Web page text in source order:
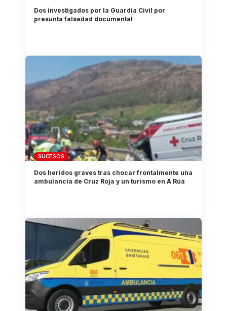
Dos investigados por la Guardia Civil por
presunta falsedad documental
SUCESOS
Dos heridos graves tras chocar frontalmente una
ambulancia de Cruz Roja y un turismo en A Rúa